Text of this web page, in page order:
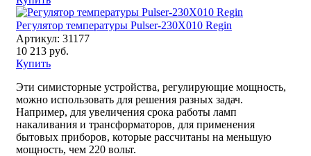
Регулятор температуры Pulser-230X010 Regin
Артикул: 31177
10 213 руб.
Купить
Эти симисторные устройства, регулирующие мощность,
можно использовать для решения разных задач.
Например, для увеличения срока работы ламп
накаливания и трансформаторов, для применения
бытовых приборов, которые рассчитаны на меньшую
мощность, чем 220 вольт.